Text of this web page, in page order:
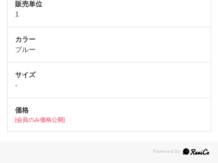
1
ブルー
-
[会員のみ価格公開]